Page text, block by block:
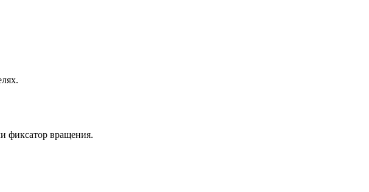
фиксатор вращения.